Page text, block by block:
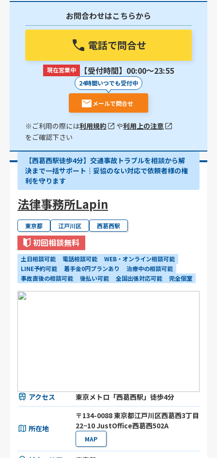
お問合わせはこちらから
電話で問合せ
現在営業中 【受付時間】00:00〜23:55
24時間いつでも受付中
メールで問合せ
※ご利用の際には利用規約 や利用上の注意
をご確認下さい
【西葛西駅徒歩4分】交通事故トラブルを相談から解
決まで一括サポート｜妥協のない対応で依頼者様の権
利を守ります
法律事務所Lapin
東京都 江戸川区 西葛西駅
初回相談無料
土日相談可能 電話相談可能
WEB・オンライン相談可能
LINE予約可能
着手金0円プランあり
治療中の相談可能
事故直後の相談可能
後払い可能 全国出張対応可能 完全個室
アクセス 東京メトロ「西葛西駅」徒歩4分
所在地
〒134-0088 東京都江戸川区西葛西3丁目
22−10 JustOffice西葛西502A
MAP